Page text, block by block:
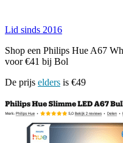
Lid sinds 2016
Shop een Philips Hue A67
voor €41 bij Bol
De prijs elders is €49